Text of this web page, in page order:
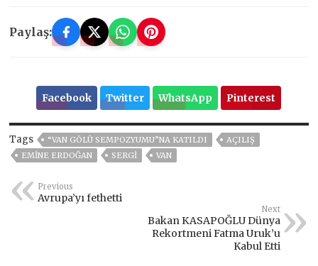
Paylaş:
Facebook Twitter WhatsApp Pinterest
Tags “VAN GÖLÜ SEMPOZYUMU”NA KATILDI
AÇILIŞ
EMINE ERDOĞAN
SERGİ VAN
Previous
Avrupa’yı fethetti
Next
Bakan KASAPOĞLU Dünya
Rekortmeni Fatma Uruk’u
Kabul Etti